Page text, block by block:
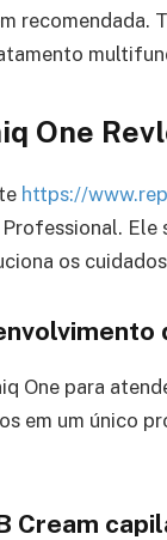
recomendada.
One
https://
os
One para
em um único
Cream